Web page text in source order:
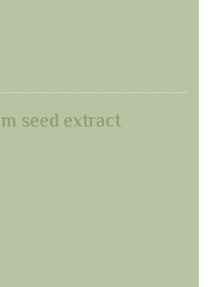
seed extract